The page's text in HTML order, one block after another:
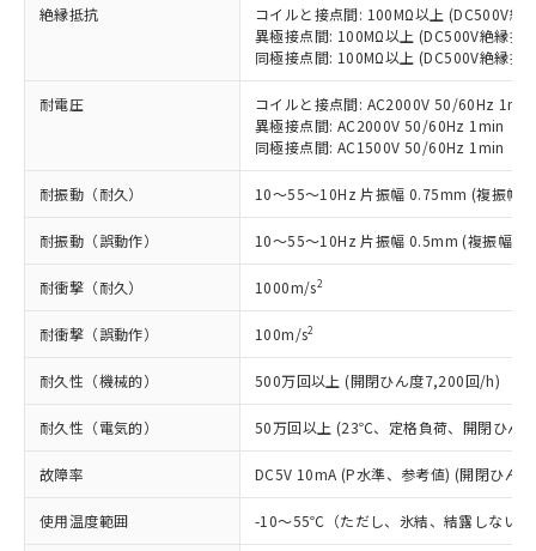
絶縁抵抗
コイルと接点間: 100MΩ以上 (DC500V絶
異極接点間: 100MΩ以上 (DC500V絶縁抵
同極接点間: 100MΩ以上 (DC500V絶縁抵
耐電圧
コイルと接点間: AC2000V 50/60Hz 1min
異極接点間: AC2000V 50/60Hz 1min
同極接点間: AC1500V 50/60Hz 1min
耐振動（耐久） 10～55～10Hz 片振幅 0.75mm (複振幅
耐振動（誤動作） 10～55～10Hz 片振幅 0.5mm (複振幅
耐衝撃（耐久） 1000m/s2
耐衝撃（誤動作） 100m/s2
耐久性（機械的） 500万回以上 (開閉ひん度7,200回/h)
耐久性（電気的） 50万回以上 (23℃、定格負荷、開閉ひん
故障率 DC5V 10mA (P水準、参考値) (開閉ひん
使用温度範囲 -10～55℃（ただし、氷結、結露しないこ
在庫状況および標準価格照会結果は、
記載している更新日時点での社内デー
タに基づき作成されるものであり、閲
覧された時点での実際の在庫および標
準価格とは異なる場合があることをご
了承ください。
正式な納期状況および標準価格はお客
様のお取引先、またはお客様担当のオ
ムロン制御機器販売店・当社販売員に
ご相談ください。
オムロン制御機器販売店や当社販売拠
販売ネットワーク
在庫状況および標準価格結果を当社の
事前の承諾なく第三者に漏洩または開
示しないようお願いします。
ビス）をご利用いただくには、I-Web
メンバーズにご登録されている必要が
お客様が当ウェブサイト上で当社にご
登録された部品リストについて、当社
*EU RoHS指令（10物質）：
鉛(Pb) 1000ppm以下、 水銀(Hg) 1000ppm以下、 カド
ミウム(Cd) 100ppm以下、
六価クロム(Cr(Ⅵ)) 1000ppm以下、ポリ臭化ビフェニル
類(PBB) 1000ppm以下、ポリ臭化ジフェニルエーテル類
(PBDE) 1000ppm以下、フタル酸ビス(2-エチルヘキシ
ル) (DEHP)(別名：DOP) 1000ppm以下、フタル酸ブチ
ルベンジル（BBP） 1000ppm以下、フタル酸ジブチル
（DBP） 1000ppm以下、フタル酸ジイソブチル
但し、RoHS指令で産業用監視および制御機器に対する
適用除外項目は除く。
フタル酸エステル類の４物質については閾値を超える意
図的な使用がないことを確認しています。
部品在庫の切り替え状況などにより、予定
月が前後することがあります。
※3 非含有証明書ダウンロード
い合わせください。
*中国RoHS10物質の基準値 (GB/T26572)：
Cr(Ⅵ)(六価クロム) : 1000ppm、 PBBs(ポリ臭化ビフェ
ニル類) : 1000ppm、 PBDEs(ポリ臭化ジフェニルエーテ
イソブチル) : 1000ppm、 BBP(フタル酸ブチルベンジ
DEHP(フタル酸ビス(2-エチルヘキシル)) : 1000ppm
※2 環境保護使用期限
「ｅ」：有害物質（10物質）のすべてが基
準値以下であることを示します。
「10」：通常の使用状況下において有害物
質が外部に漏えいし、環境に深刻な影響を
及ぼさない年数を意味します。
「－」：未確認です。当社販売部門へお問
い合わせください。
（以下｢規制貨物等」という）を輸出
または国外への提供する場合は、日本
国政府の輸出許可(または役務取引許
可)を取得するなどの必要な手続きを
当社は規制貨物を破棄する場合は、完
いよう必要な手段を講じます。
当社は貴社製品を、核兵器、ミサイ
ル、化学兵器、生物兵器またはその他
武器並びにこれらの製造装置等に一切
使用いたしません。
当社は、貴社製品を第三者に販売する
場合は、上記1、2および3の内容を当
該第三者に通知します。また当社は、
販売先および販売に係わる関係者が違
法に輸出するおそれがある場合は、取
り引きをいたしません。
一定数以上の在庫あり
△ 一定数には満たないが在庫あり
在庫なし(最新の在庫状況につ
いては、お客様のお取引先、ま
たはお客様担当のオムロン制御
機器販売店・当社販売員にご確
認ください)
空
白
受注生産機種、また在庫状況の
情報を公開していない機種